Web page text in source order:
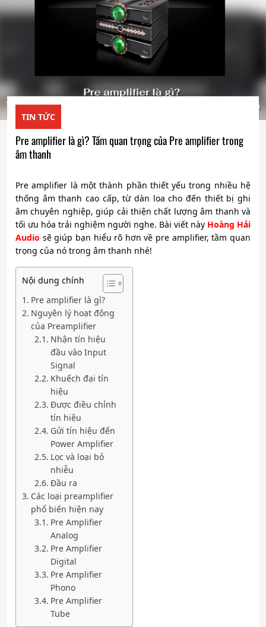
TIN TỨC
Pre amplifier là gì? Tầm quan trọng của Pre amplifier trong
âm thanh
Pre amplifier là một thành phần thiết yếu trong nhiều hệ
thống âm thanh cao cấp, từ dàn loa cho đến thiết bị ghi
âm chuyên nghiệp, giúp cải thiện chất lượng âm thanh và
tối ưu hóa trải nghiệm người nghe. Bài viết này Hoàng Hải
Audio sẽ giúp bạn hiểu rõ hơn về pre amplifier, tầm quan
trọng của nó trong âm thanh nhé!
Nội dung chính
Pre amplifier là gì?
Nguyên lý hoạt động
của Preamplifier
Nhận tín hiệu
đầu vào Input
Signal
Khuếch đại tín
hiệu
Được điều chỉnh
tín hiệu
Gửi tín hiệu đến
Power Amplifier
Lọc và loại bỏ
nhiễu
Đầu ra
Các loại preamplifier
phổ biến hiện nay
Pre Amplifier
Analog
Pre Amplifier
Digital
Pre Amplifier
Phono
Pre Amplifier
Tube